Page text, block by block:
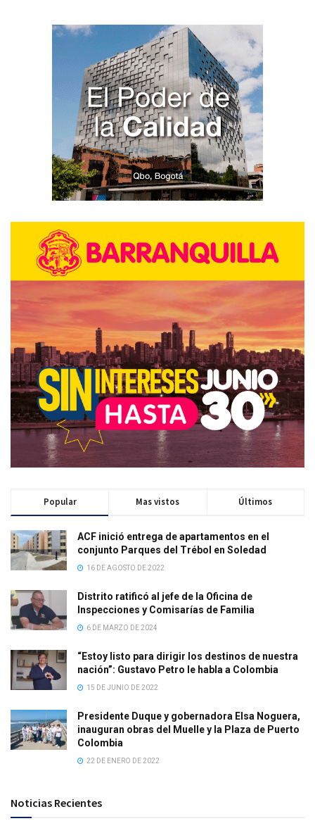
Popular Mas vistos Últimos
ACF inició entrega de apartamentos en el
conjunto Parques del Trébol en Soledad
16 DE AGOSTO DE 2022
Distrito ratificó al jefe de la Oficina de
Inspecciones y Comisarías de Familia
6 DE MARZO DE 2024
“Estoy listo para dirigir los destinos de nuestra
nación”: Gustavo Petro le habla a Colombia
15 DE JUNIO DE 2022
Presidente Duque y gobernadora Elsa Noguera,
inauguran obras del Muelle y la Plaza de Puerto
Colombia
22 DE ENERO DE 2022
Noticias Recientes